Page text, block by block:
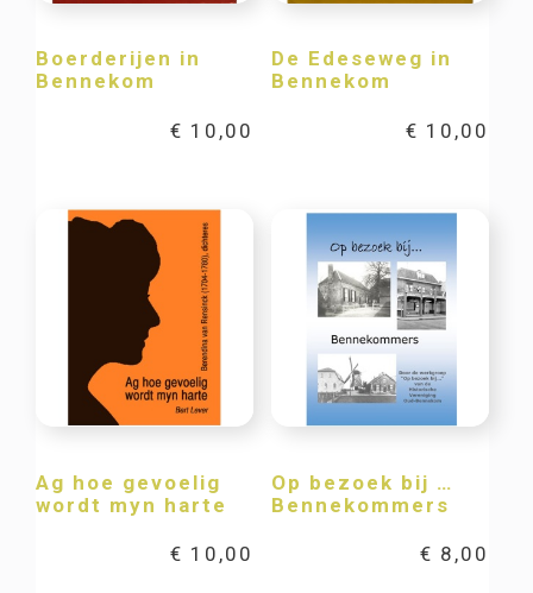
Boerderijen in
Bennekom
€ 10,00
De Edeseweg in
Bennekom
€ 10,00
Ag hoe gevoelig
wordt myn harte
€ 10,00
Op bezoek bij …
Bennekommers
€ 8,00